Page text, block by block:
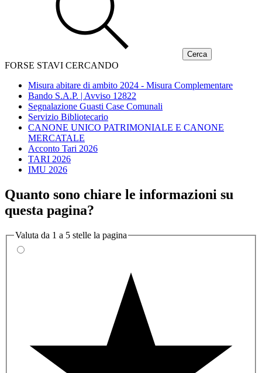
FORSE STAVI CERCANDO
Misura abitare di ambito 2024 - Misura Complementare
Bando S.A.P. | Avviso 12822
Segnalazione Guasti Case Comunali
Servizio Bibliotecario
CANONE UNICO PATRIMONIALE E CANONE
MERCATALE
Acconto Tari 2026
TARI 2026
IMU 2026
Quanto sono chiare le informazioni su
questa pagina?
Valuta da 1 a 5 stelle la pagina